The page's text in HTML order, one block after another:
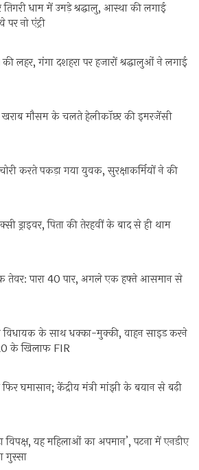
धाम में उमड़े श्रद्धालु, आस्था की लगाई
नो एंट्री
लहर, गंगा दशहरा पर हजारों श्रद्धालुओं ने लगाई
खराब मौसम के चलते हेलीकॉप्टर की इमरजेंसी
करते पकड़ा गया युवक, सुरक्षाकर्मियों ने की
ड्राइवर, पिता की तेरहवीं के बाद से ही थाम
तेवर: पारा 40 पार, अगले एक हफ्ते आसमान से
विधायक के साथ धक्का-मुक्की, वाहन साइड करने
के खिलाफ FIR
फिर घमासान; केंद्रीय मंत्री मांझी के बयान से बढ़ी
विपक्ष, यह महिलाओं का अपमान’, पटना में एनडीए
गुस्सा